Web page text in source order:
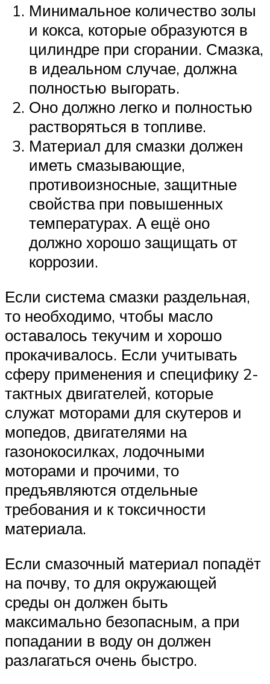
Минимальное количество золы
и кокса, которые образуются в
цилиндре при сгорании. Смазка,
в идеальном случае, должна
полностью выгорать.
Оно должно легко и полностью
растворяться в топливе.
Материал для смазки должен
иметь смазывающие,
противоизносные, защитные
свойства при повышенных
температурах. А ещё оно
должно хорошо защищать от
коррозии.
Если система смазки раздельная,
то необходимо, чтобы масло
оставалось текучим и хорошо
прокачивалось. Если учитывать
сферу применения и специфику 2-
тактных двигателей, которые
служат моторами для скутеров и
мопедов, двигателями на
газонокосилках, лодочными
моторами и прочими, то
предъявляются отдельные
требования и к токсичности
материала.
Если смазочный материал попадёт
на почву, то для окружающей
среды он должен быть
максимально безопасным, а при
попадании в воду он должен
разлагаться очень быстро.